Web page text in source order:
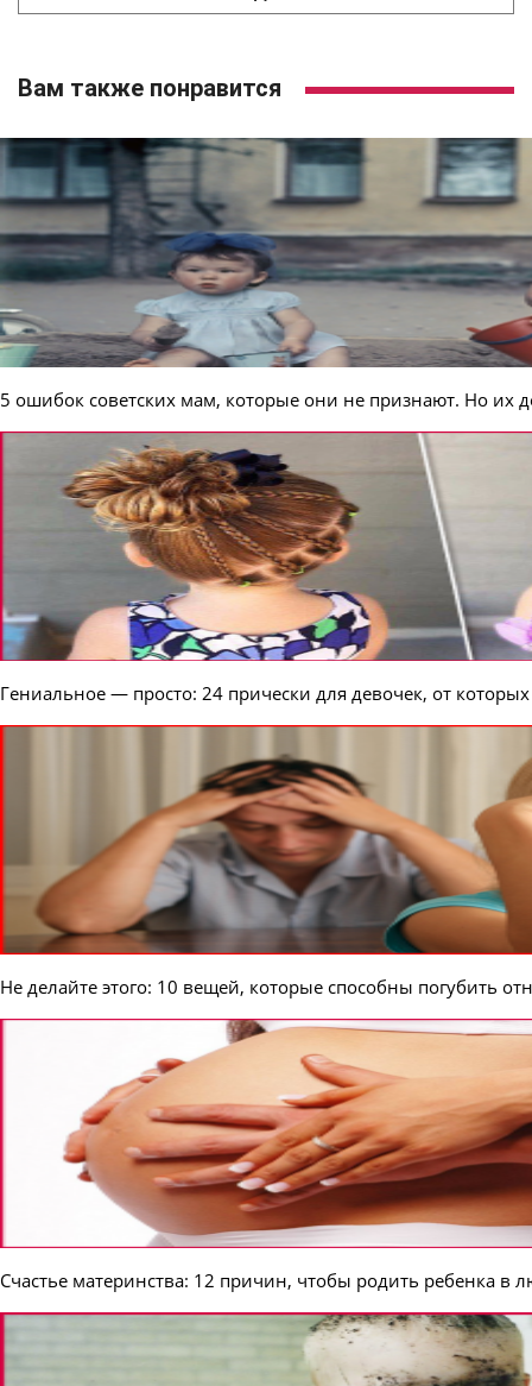
Вам также понравится
5 ошибок советских мам, которые они не признают. Но их
Гениальное — просто: 24 прически для девочек, от которых
Не делайте этого: 10 вещей, которые способны погубить
Счастье материнства: 12 причин, чтобы родить ребенка в